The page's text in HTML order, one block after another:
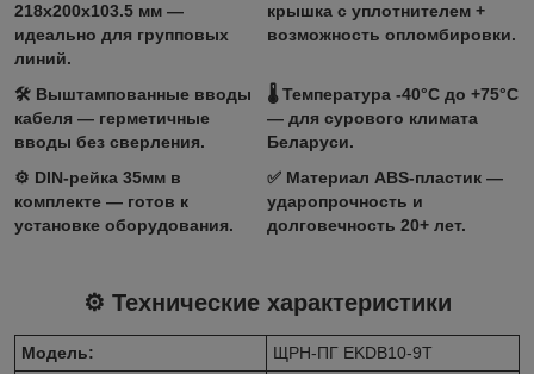
218x200x103.5 мм —
идеально для групповых
линий.
крышка с уплотнителем +
возможность опломбировки.
🛠️ Выштампованные вводы
кабеля — герметичные
вводы без сверления.
🌡️ Температура -40°C до +75°C
— для сурового климата
Беларуси.
⚙️ DIN-рейка 35мм в
комплекте — готов к
установке оборудования.
✅ Материал ABS-пластик —
ударопрочность и
долговечность 20+ лет.
⚙️ Технические характеристики
Модель:
ЩРН-ПГ EKDB10-9T